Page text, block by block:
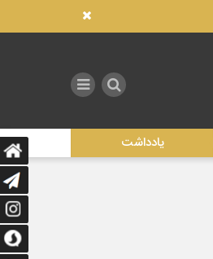
یادداشت
امکانات صنعتی بر توسعه ورزش در استان‌های